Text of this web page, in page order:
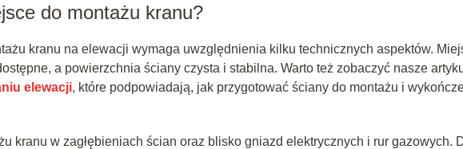
do montażu kranu?
kranu na elewacji wymaga uwzględnienia kilku technicznych aspektów.
a powierzchnia ściany czysta i stabilna. Warto też zobaczyć nasze
elewacji, które podpowiadają, jak przygotować ściany do montażu i
kranu w zagłębieniach ścian oraz blisko gniazd elektrycznych i rur gazowych.